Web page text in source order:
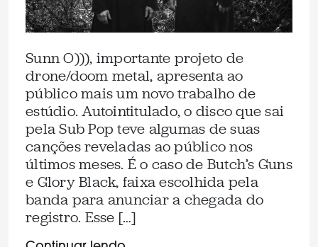
Sunn O))), importante projeto de
drone/doom metal, apresenta ao
público mais um novo trabalho de
estúdio. Autointitulado, o disco que sai
pela Sub Pop teve algumas de suas
canções reveladas ao público nos
últimos meses. É o caso de Butch’s Guns
e Glory Black, faixa escolhida pela
banda para anunciar a chegada do
registro. Esse […]